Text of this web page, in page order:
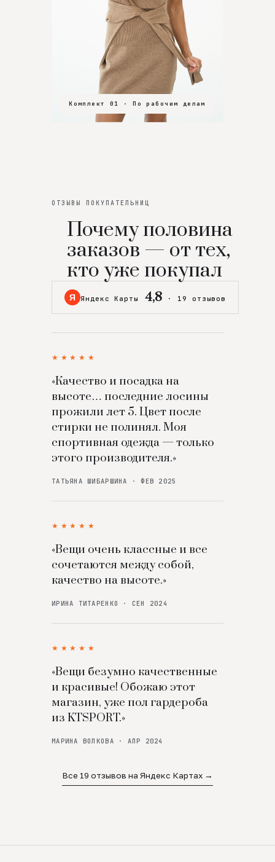
Комплект 01 · По рабочим делам
Комплект 02 · В зал
Комплект 03 · На особенный вечер
ОТЗЫВЫ ПОКУПАТЕЛЬНИЦ
Почему половина
заказов — от тех,
кто уже покупал
Я Яндекс Карты 4,8 · 19 отзывов
★★★★★
«Качество и посадка на
высоте… последние лосины
прожили лет 5. Цвет после
стирки не полинял. Моя
спортивная одежда — только
этого производителя.»
ТАТЬЯНА ШИБАРШИНА · ФЕВ 2025
★★★★★
«Вещи очень классные и все
сочетаются между собой,
качество на высоте.»
ИРИНА ТИТАРЕНКО · СЕН 2024
★★★★★
«Вещи безумно качественные
и красивые! Обожаю этот
магазин, уже пол гардероба
из KTSPORT.»
МАРИНА ВОЛКОВА · АПР 2024
Все 19 отзывов на Яндекс Картах →